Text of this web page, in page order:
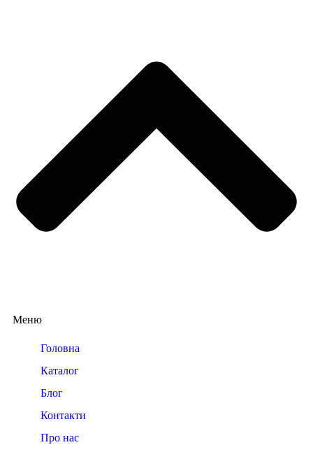
Меню
Головна
Каталог
Блог
Контакти
Про нас